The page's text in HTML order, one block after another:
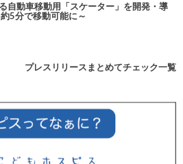
自動車移動用「スケーター」を開発・導
5分で移動可能に～
プレスリリースまとめてチェック一覧